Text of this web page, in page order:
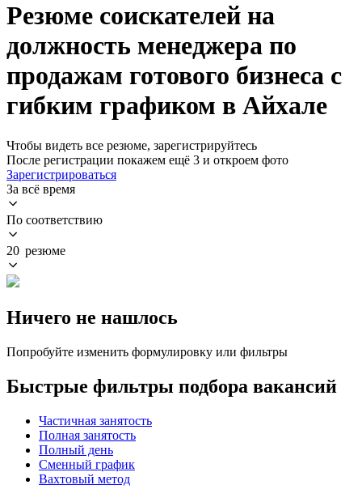
Резюме соискателей на
должность менеджера по
продажам готового бизнеса с
гибким графиком в Айхале
Чтобы видеть все резюме, зарегистрируйтесь
После регистрации покажем ещё 3 и откроем фото
Зарегистрироваться
За всё время
По соответствию
20 резюме
Ничего не нашлось
Попробуйте изменить формулировку или фильтры
Быстрые фильтры подбора вакансий
Частичная занятость
Полная занятость
Полный день
Сменный график
Вахтовый метод